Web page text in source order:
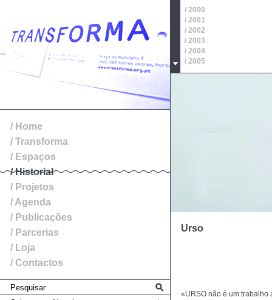
/ Home
/ Transforma
/ Espaços
/ Historial
/ Projetos
/ Agenda
/ Publicações
/ Parcerias
/ Loja
/ Contactos
/ 2000
/ 2001
/ 2002
/ 2003
/ 2004
/ 2005
/ 2006
Urso
«URSO não é um trabalho